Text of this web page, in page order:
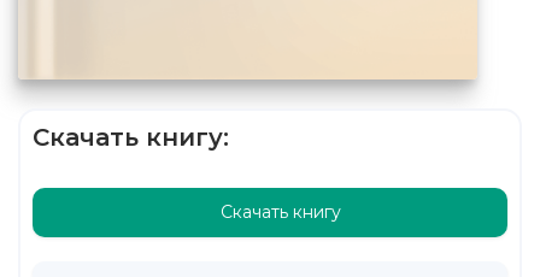
Скачать книгу:
Скачать книгу